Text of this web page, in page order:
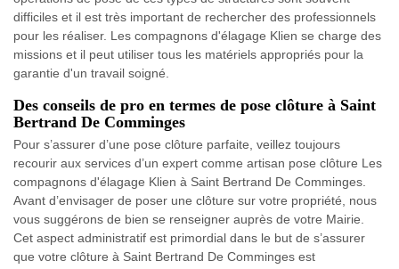
difficiles et il est très important de rechercher des professionnels
pour les réaliser. Les compagnons d'élagage Klien se charge des
missions et il peut utiliser tous les matériels appropriés pour la
garantie d'un travail soigné.
Des conseils de pro en termes de pose clôture à Saint
Bertrand De Comminges
Pour s’assurer d’une pose clôture parfaite, veillez toujours
recourir aux services d’un expert comme artisan pose clôture Les
compagnons d'élagage Klien à Saint Bertrand De Comminges.
Avant d’envisager de poser une clôture sur votre propriété, nous
vous suggérons de bien se renseigner auprès de votre Mairie.
Cet aspect administratif est primordial dans le but de s’assurer
que votre clôture à Saint Bertrand De Comminges est